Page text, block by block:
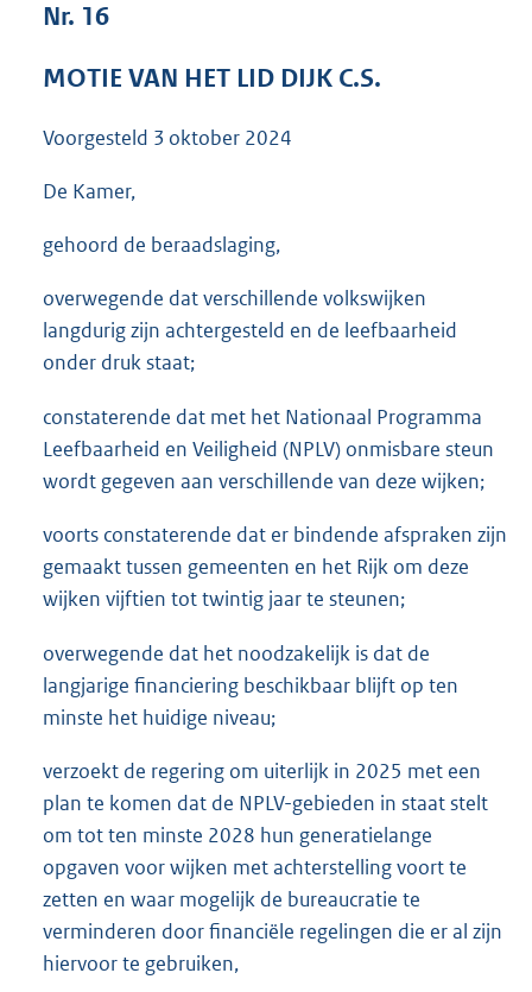
K
Nr. 16
MOTIE VAN HET LID DIJK C.S.
Voorgesteld 3 oktober 2024
De Kamer,
gehoord de beraadslaging,
overwegende dat verschillende volkswijken
langdurig zijn achtergesteld en de leefbaarheid
onder druk staat;
constaterende dat met het Nationaal Programma
Leefbaarheid en Veiligheid (NPLV) onmisbare steun
wordt gegeven aan verschillende van deze wijken;
voorts constaterende dat er bindende afspraken zijn
gemaakt tussen gemeenten en het Rijk om deze
wijken vijftien tot twintig jaar te steunen;
overwegende dat het noodzakelijk is dat de
langjarige financiering beschikbaar blijft op ten
minste het huidige niveau;
verzoekt de regering om uiterlijk in 2025 met een
plan te komen dat de NPLV-gebieden in staat stelt
om tot ten minste 2028 hun generatielange
opgaven voor wijken met achterstelling voort te
zetten en waar mogelijk de bureaucratie te
verminderen door financiële regelingen die er al zijn
hiervoor te gebruiken,